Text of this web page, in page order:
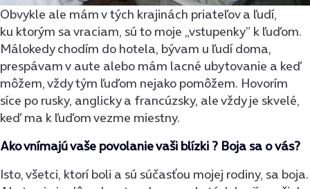
Obvykle ale mám v tých krajinách priateľov a ľudí,
ku ktorým sa vraciam, sú to moje „vstupenky” k ľuďom.
Málokedy chodím do hotela, bývam u ľudí doma,
prespávam v aute alebo mám lacné ubytovanie a keď
môžem, vždy tým ľuďom nejako pomôžem. Hovorím
síce po rusky, anglicky a francúzsky, ale vždy je skvelé,
keď ma k ľuďom vezme miestny.
Ako vnímajú vaše povolanie vaši blízki ? Boja sa o vás?
Isto, všetci, ktorí boli a sú súčasťou mojej rodiny, sa boja.